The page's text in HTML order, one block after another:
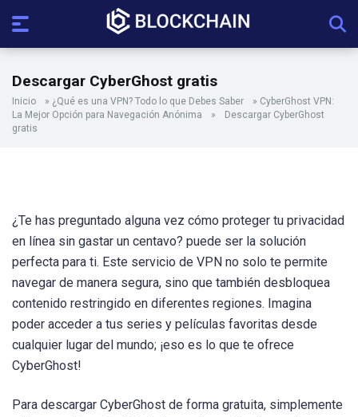
Descargar CyberGhost gratis
Inicio » ¿Qué es una VPN? Todo lo que Debes Saber » CyberGhost VPN:
La Mejor Opción para Navegación Anónima
»
Descargar CyberGhost
gratis
¿Te has preguntado alguna vez cómo proteger tu privacidad
en línea sin gastar un centavo? puede ser la solución
perfecta para ti. Este servicio de VPN no solo te permite
navegar de manera segura, sino que también desbloquea
contenido restringido en diferentes regiones. Imagina
poder acceder a tus series y películas favoritas desde
cualquier lugar del mundo; ¡eso es lo que te ofrece
CyberGhost!
Para descargar CyberGhost de forma gratuita, simplemente